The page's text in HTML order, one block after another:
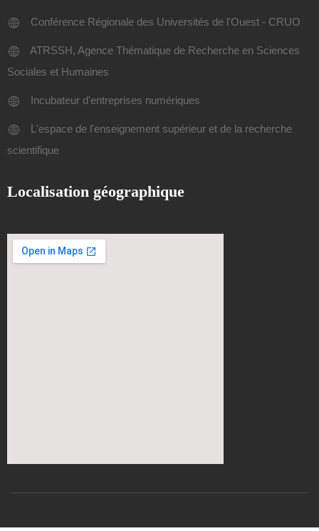
Conférence Régionale des Universités de l'Ouest - CRUO
ATRSSH, Agence Thématique de Recherche en Sciences
Sociales et Humaines
Incubateur d'entreprises numériques
L'espace de l'enseignement supérieur et de la recherche
scientifique
Localisation géographique